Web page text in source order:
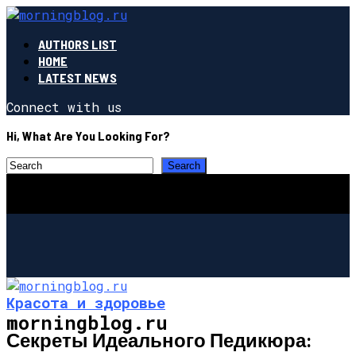
AUTHORS LIST
HOME
LATEST NEWS
Connect with us
Hi, What Are You Looking For?
morningblog.ru
Красота и здоровье
Секреты Идеального Педикюра: